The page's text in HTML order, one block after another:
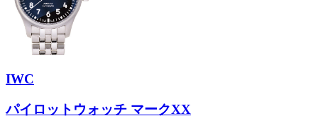
IWC
パイロットウォッチ マークXX